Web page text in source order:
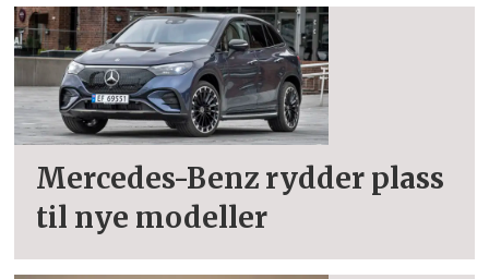
Mercedes-Benz rydder plass
til nye modeller